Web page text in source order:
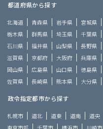
都道府県から探す
北海道 青森県 岩手県 宮城県
栃木県
群馬県 埼玉県 千葉県
石川県
福井県 山梨県 長野県
滋賀県
京都府 大阪府 兵庫県
岡山県
広島県 山口県 徳島県
佐賀県
長崎県 熊本県 大分県
政令指定都市から探す
札幌市 道北 道東 道南 道央